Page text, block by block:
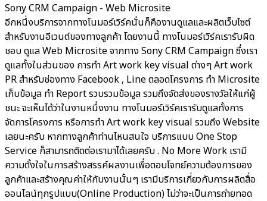
Sony CRM Campaign - Web Microsite
อีกหนึ่งบริการจากทางโนมอร์เวิร์คนั่นก็คืองานดูแลและผลิตเว็บไซต์
สำหรับงานอีเวนต์ของทางลูกค้า โดยงานนี้ ทางโนมอร์เวิร์คเรารับผิด
ชอบ ดูแล Web Microsite จากทาง Sony CRM Campaign ซึ่งเรา
ดูแลทั้งในส่วนของ การทำ Art work key visual ต่างๆ Art work
PR สำหรับช่องทาง Facebook , Line ตลอดโครงการ ทำ Microsite
เก็บข้อมูล ทำ Report รวบรวมข้อมูล รวมถึงจัดส่งของรางวัลให้แก่ผู้
ชนะ จะเห็นได้ว่าในงานหนึ่งงาน ทางโนมอร์เวิร์คเรารับดูแลทั้งการ
จัดการโครงการ หรือการทำ Art work key visual รวมถึง Website
เลยนะครับ หากทางลูกค้าท่านไหนสนใจ บริการแบบ One Stop
Service ก็สามารถติดต่อเรามาได้เลยครับ . No More Work เรามี
ความตั้งใจในการสร้างสรรค์ผลงานเพื่อตอบโจทย์ความต้องการของ
ลูกค้าและสร้างคุณค่าให้กับงานนั้นๆ เรามีบริการเกี่ยวกับการผลิตสื่อ
ออนไลน์ทุกรูปแบบ(Online Production) ไม่ว่าจะเป็นการถ่ายทอด